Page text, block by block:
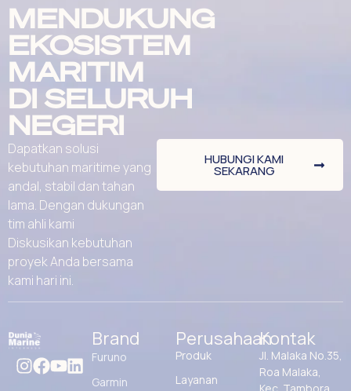
MENDUKUNG
EKOSISTEM
MARITIM
DI SELURUH
NEGERI
Dapatkan solusi
kebutuhan maritime yang
andal, stabil dan tahan
lama. Dengan dukungan
tim ahli kami
Diskusikan kebutuhan
proyek Anda bersama
kami hari ini.
HUBUNGI KAMI
SEKARANG
Brand
Furuno
Garmin
Perusahaan
Produk
Layanan
Kontak
Jl. Malaka No.35,
Roa Malaka,